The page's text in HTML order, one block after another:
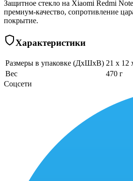
Защитное стекло на Xiaomi Redmi
премиум-качество, сопротивление
покрытие.
Характеристики
Размеры в упаковке (ДхШхВ) 21 x 12
Вес
470 г
Соцсети